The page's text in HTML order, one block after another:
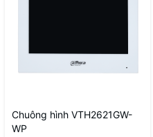
Chuông hình VTH2621GW-
WP